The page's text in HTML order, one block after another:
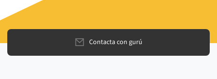
Contacta con gurú